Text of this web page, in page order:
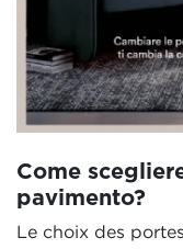
Come
pavimento?
Le choix des